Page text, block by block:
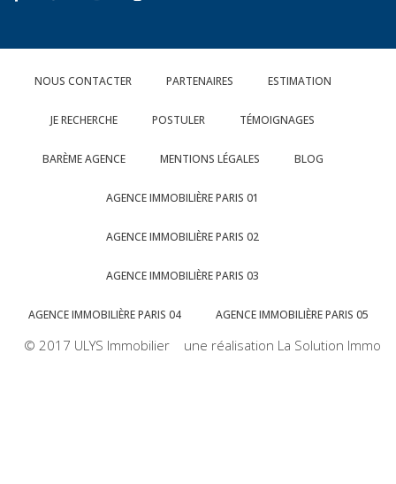
NOUS CONTACTER PARTENAIRES ESTIMATION
JE RECHERCHE POSTULER TÉMOIGNAGES
BARÈME AGENCE MENTIONS LÉGALES BLOG
AGENCE IMMOBILIÈRE PARIS 01
AGENCE IMMOBILIÈRE PARIS 02
AGENCE IMMOBILIÈRE PARIS 03
AGENCE IMMOBILIÈRE PARIS 04 AGENCE IMMOBILIÈRE PARIS 05
© 2017 ULYS Immobilier une réalisation La Solution Immo